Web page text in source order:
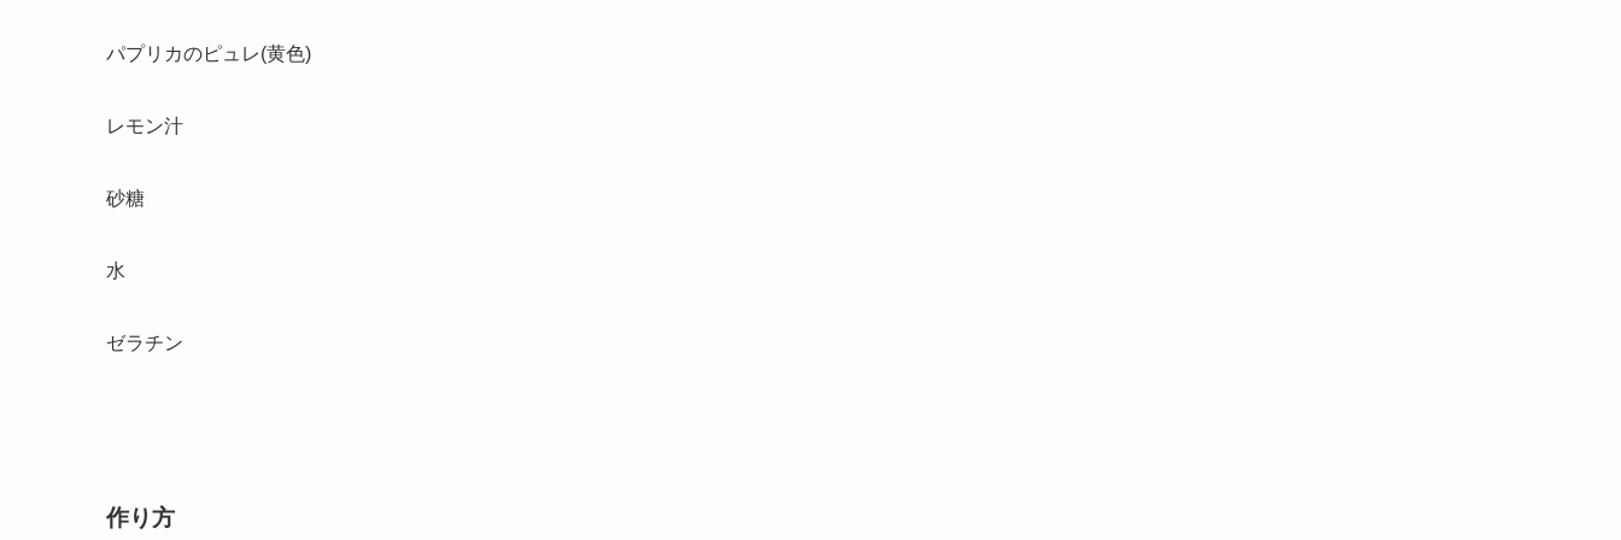
パプリカのピュレ(黄色)
レモン汁
砂糖
水
ゼラチン
作り方